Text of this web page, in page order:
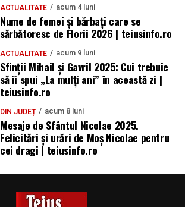
ACTUALITATE acum 4 luni
Nume de femei și bărbați care se
sărbătoresc de Florii 2026 | teiusinfo.ro
ACTUALITATE acum 9 luni
Sfinții Mihail și Gavril 2025: Cui trebuie
să îi spui „La mulţi ani” în această zi |
teiusinfo.ro
DIN JUDEȚ acum 8 luni
Mesaje de Sfântul Nicolae 2025.
Felicitări și urări de Moș Nicolae pentru
cei dragi | teiusinfo.ro